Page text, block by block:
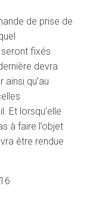
de prise de
fixés
devra
qu’au
Et lorsqu’elle
à faire l’objet
être rendue